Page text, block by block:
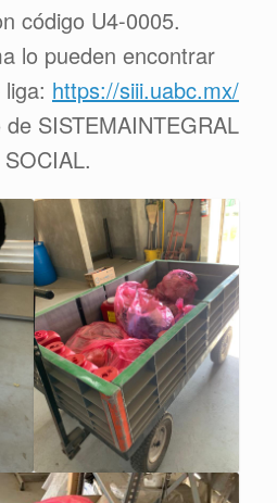
código U4-0005.
lo pueden encontrar
https://siii.uabc.mx/
SISTEMAINTEGRAL